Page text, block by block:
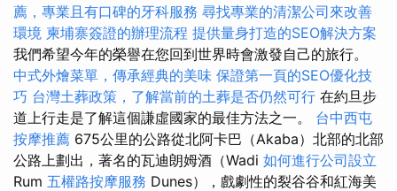
薦，專業且有口碑的牙科服務 尋找專業的清潔公司來改善
環境 柬埔寨簽證的辦理流程 提供量身打造的SEO解決方案
我們希望今年的榮譽在您回到世界時會激發自己的旅行。
中式外燴菜單，傳承經典的美味 保證第一頁的SEO優化技
巧 台灣土葬政策，了解當前的土葬是否仍然可行 在約旦步
道上行走是了解這個謙虛國家的最佳方法之一。 台中西屯
按摩推薦 675公里的公路從北阿卡巴（Akaba）北部的北部
公路上劃出，著名的瓦迪朗姆酒（Wadi 如何進行公司設立
Rum 五權路按摩服務 Dunes），戲劇性的裂谷谷和紅海美